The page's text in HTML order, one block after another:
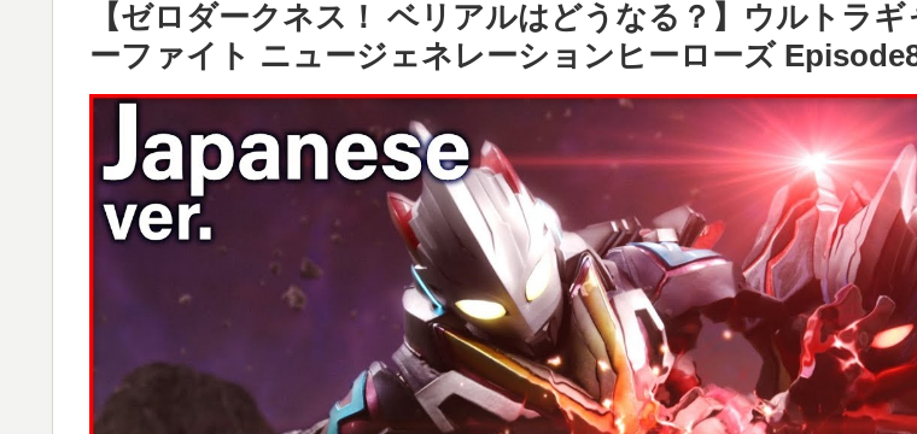
【ゼロダークネス！ ベリアルはどうなる？】ウルトラギ
ーファイト ニュージェネレーションヒーローズ